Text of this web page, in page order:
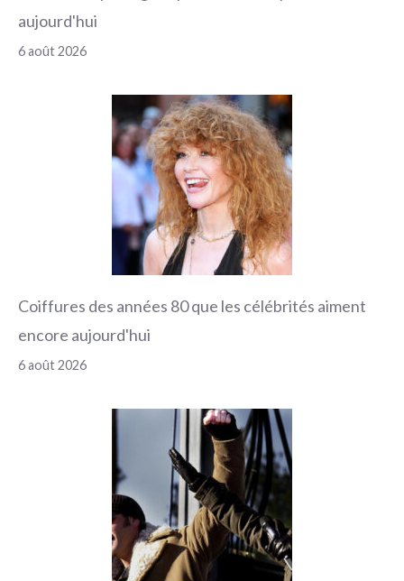
aujourd'hui
6 août 2026
Coiffures des années 80 que les célébrités aiment
encore aujourd'hui
6 août 2026